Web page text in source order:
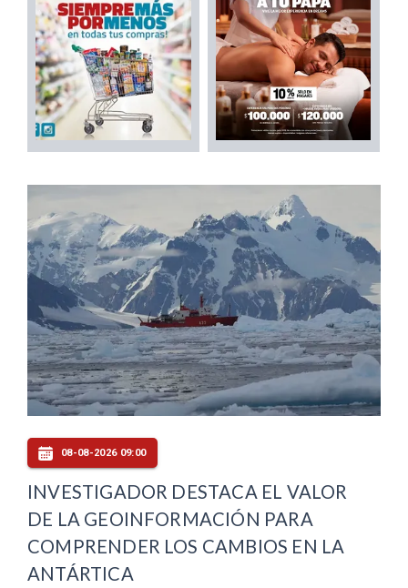
08-08-2026 09:00
INVESTIGADOR DESTACA EL VALOR
DE LA GEOINFORMACIÓN PARA
COMPRENDER LOS CAMBIOS EN LA
ANTÁRTICA